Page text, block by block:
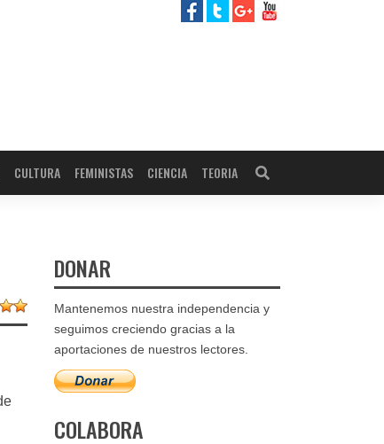
CULTURA FEMINISTAS CIENCIA TEORIA
DONAR
Mantenemos nuestra independencia y
seguimos creciendo gracias a la
aportaciones de nuestros lectores.
COLABORA